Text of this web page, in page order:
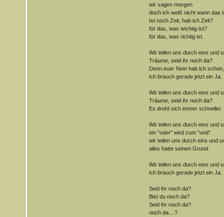
wir sagen morgen
doch ich weiß nicht wann das
Ist noch Zeit, hab ich Zeit?
für das, was wichtig ist?
für das, was richtig ist.
Wir teilen uns durch eins und
Träume, seid ihr noch da?
Denn euer Nein hab ich schon,
ich brauch gerade jetzt ein Ja.
Wir teilen uns durch eins und
Träume, seid ihr noch da?
Es dreht sich immer schneller.
Wir teilen uns durch eins und
ein "oder" wird zum "und"
wir teilen uns durch eins und
alles hatte seinen Grund.
Wir teilen uns durch eins und
ich brauch gerade jetzt ein Ja.
Seid ihr noch da?
Bist du noch da?
Seid ihr noch da?
noch da....?